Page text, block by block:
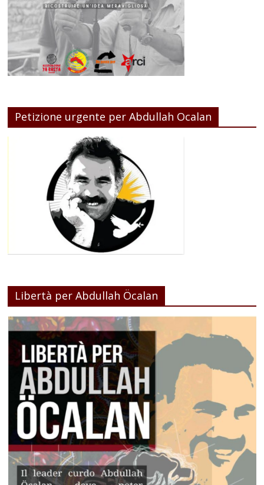
Petizione urgente per Abdullah Ocalan
Libertà per Abdullah Öcalan